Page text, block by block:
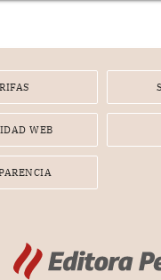
realización de un meet
WEB